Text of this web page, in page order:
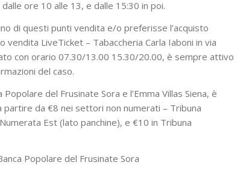
ore 10 alle 13, e dalle 15:30 in poi.
di questi punti vendita e/o preferisse l’acquisto
LiveTicket – Tabaccheria Carla Iaboni in via
con orario 07.30/13.00 15.30/20.00, è sempre attivo
del caso.
del Frusinate Sora e l’Emma Villas Siena, è
da €8 nei settori non numerati – Tribuna
Est (lato panchine), e €10 in Tribuna
Popolare del Frusinate Sora